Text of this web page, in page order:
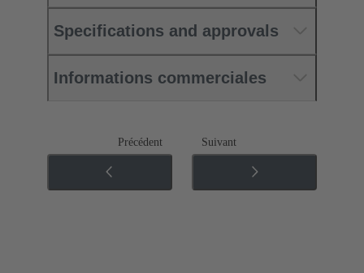
Specifications and approvals
Informations commerciales
Précédent Suivant